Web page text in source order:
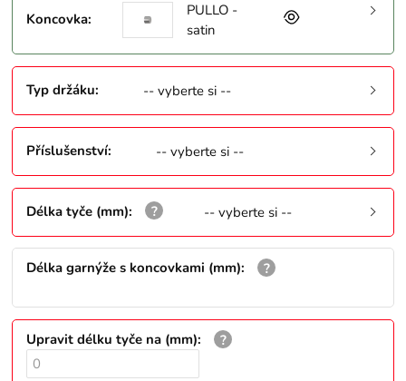
Koncovka:
PULLO -
satin
Typ držáku: -- vyberte si --
Příslušenství: -- vyberte si --
Délka tyče (mm): -- vyberte si --
Délka garnýže s koncovkami (mm):
Upravit délku tyče na (mm):